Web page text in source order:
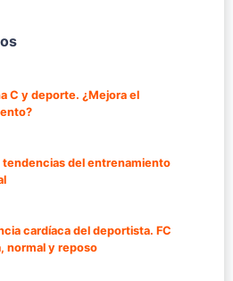
C y deporte. ¿Mejora el
tendencias del entrenamiento
cardíaca del deportista. FC
normal y reposo